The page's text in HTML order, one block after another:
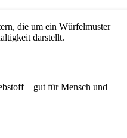
– gut für Mensch und